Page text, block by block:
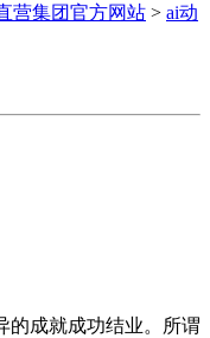
营集团官方网站 > ai动
成就成功结业。所谓